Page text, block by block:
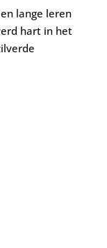
lange leren
hart in het